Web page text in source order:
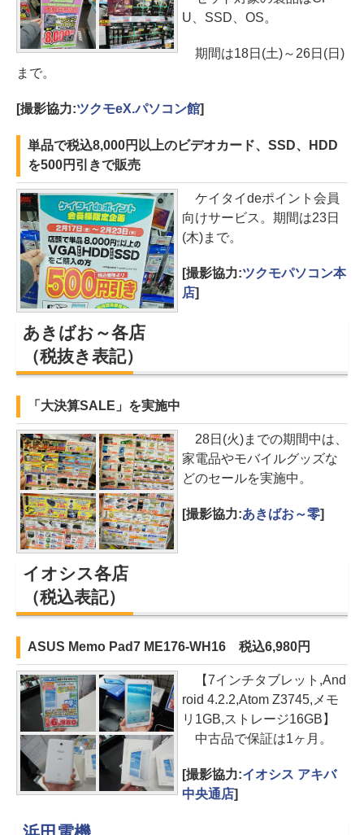
U、SSD、OS。
期間は18日(土)～26日(日)
まで。
[撮影協力:ツクモeX.パソコン館]
単品で税込8,000円以上のビデオカード、SSD、HDD
を500円引きで販売
ケイタイdeポイント会員
向けサービス。期間は23日
(木)まで。
[撮影協力:ツクモパソコン本
店]
あきばお～各店
（税抜き表記）
「大決算SALE」を実施中
28日(火)までの期間中は、
家電品やモバイルグッズな
どのセールを実施中。
[撮影協力:あきばお～零]
イオシス各店
（税込表記）
ASUS Memo Pad7 ME176-WH16 税込6,980円
【7インチタブレット,And
roid 4.2.2,Atom Z3745,メモ
リ1GB,ストレージ16GB】
中古品で保証は1ヶ月。
[撮影協力:イオシス アキバ
中央通店]